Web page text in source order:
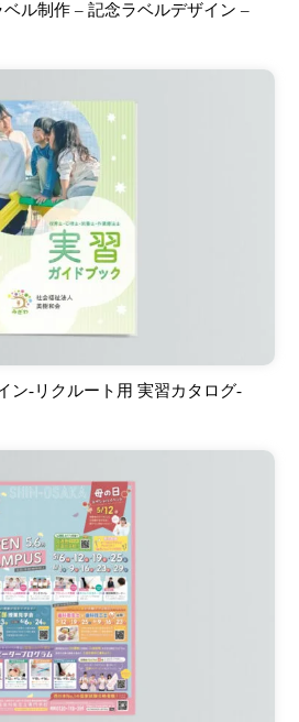
ル制作 – 記念ラベルデザイン –
ン-リクルート用 実習カタログ-